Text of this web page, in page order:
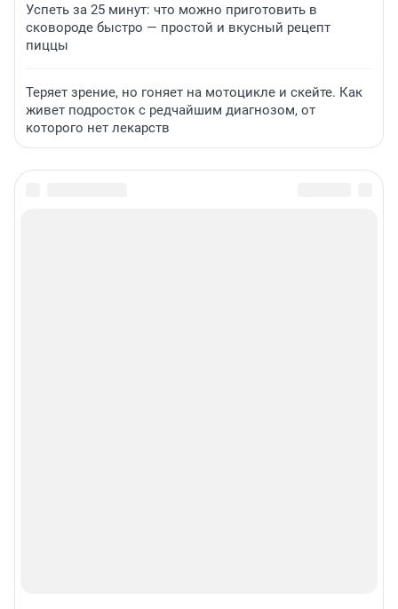
Успеть за 25 минут: что можно приготовить в
сковороде быстро — простой и вкусный рецепт
пиццы
Теряет зрение, но гоняет на мотоцикле и скейте. Как
живет подросток с редчайшим диагнозом, от
которого нет лекарств